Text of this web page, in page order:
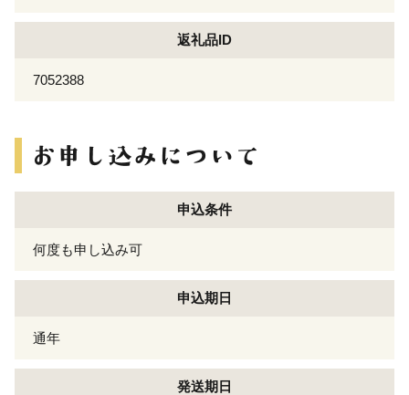
返礼品ID
7052388
申込条件
何度も申し込み可
申込期日
通年
発送期日